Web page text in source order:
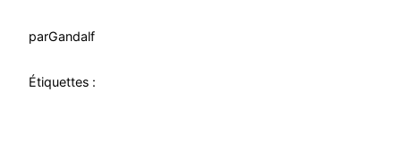
parGandalf
Étiquettes :